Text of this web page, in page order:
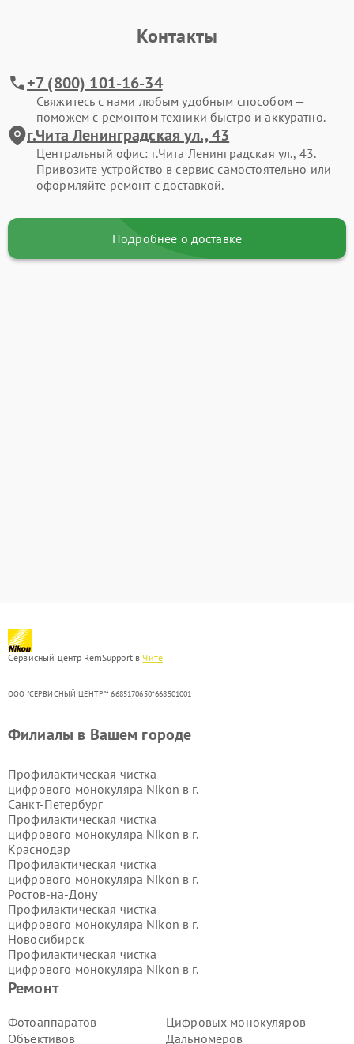
Контакты
+7 (800) 101-16-34
Свяжитесь с нами любым удобным способом —
поможем с ремонтом техники быстро и аккуратно.
г.Чита Ленинградская ул., 43
Центральный офис: г.Чита Ленинградская ул., 43.
Привозите устройство в сервис самостоятельно или
оформляйте ремонт с доставкой.
Подробнее о доставке
Сервисный центр RemSupport в Чите
ООО "СЕРВИСНЫЙ ЦЕНТР"* 6685170650*668501001
Ремонт
Фотоаппаратов
Объективов
Цифровых монокуляров
Дальномеров
Филиалы в Вашем городе
Профилактическая чистка
цифрового монокуляра Nikon в г.
Санкт-Петербург
Профилактическая чистка
цифрового монокуляра Nikon в г.
Краснодар
Профилактическая чистка
цифрового монокуляра Nikon в г.
Ростов-на-Дону
Профилактическая чистка
цифрового монокуляра Nikon в г.
Новосибирск
Профилактическая чистка
цифрового монокуляра Nikon в г.
Екатеринбург
цифрового монокуляра Nikon в г.
Казань